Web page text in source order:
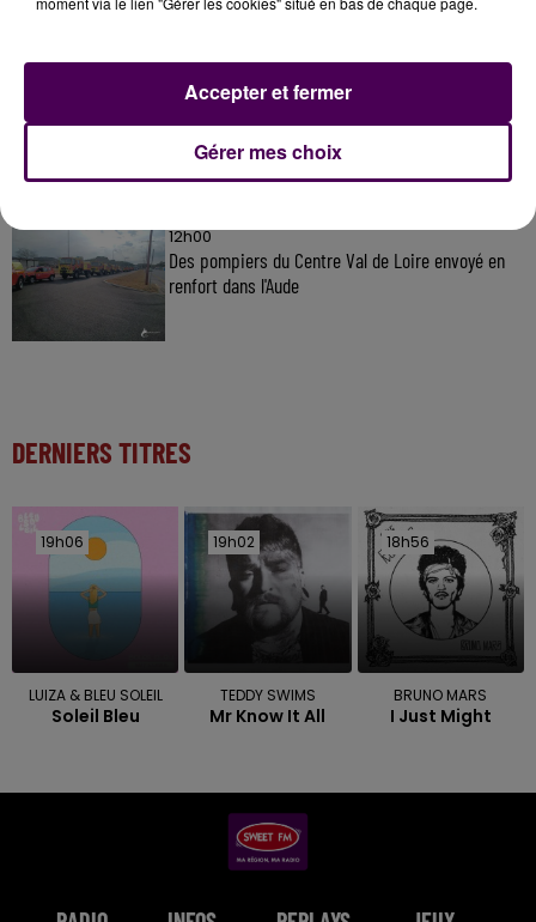
Gagnez vos entrées à Terra Botanica !
Inscrivez-vous au casting The Voice & The Voice
Kids !
12h00
Des pompiers du Centre Val de Loire envoyé en
renfort dans l'Aude
DERNIERS TITRES
19h06
19h06
LUIZA & BLEU SOLEIL
Soleil Bleu
19h02
19h02
TEDDY SWIMS
Mr Know It All
18h56
18h56
BRUNO MARS
I Just Might
Gérer mes choix
Accepter et fermer